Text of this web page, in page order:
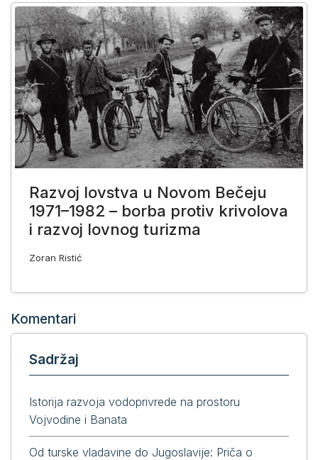
Razvoj lovstva u Novom Bečeju
1971–1982 – borba protiv krivolova
i razvoj lovnog turizma
Zoran Ristić
Komentari
Sadržaj
Istorija razvoja vodoprivrede na prostoru
Vojvodine i Banata
Od turske vladavine do Jugoslavije: Priča o